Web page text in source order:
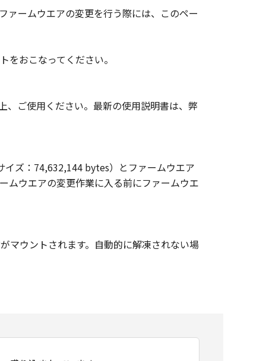
ァームウエアの変更を行う際には、このペー
おこなってください。
、ご使用ください。最新の使用説明書は、弊
イズ：74,632,144 bytes）とファームウエア
ムウエアの変更作業に入る前にファームウエ
マウントされます。自動的に解凍されない場